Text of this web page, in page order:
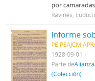
por
Ravines,
PE PEAJCM
1928-09-01
Parte de
(Colección)